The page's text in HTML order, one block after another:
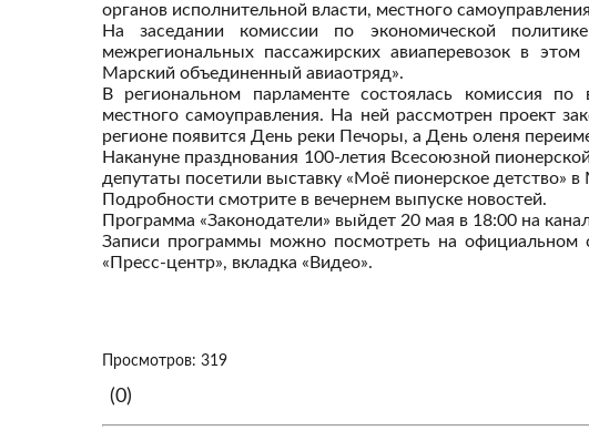
органов исполнительной власти, местного
На заседании комиссии по экономической
межрегиональных пассажирских авиаперевозок в
Марский объединенный авиаотряд».
В региональном парламенте состоялась комиссия по
местного самоуправления. На ней рассмотрен проект
регионе появится День реки Печоры, а День оленя
Накануне празднования 100-летия Всесоюзной
депутаты посетили выставку «Моё пионерское детство»
Подробности смотрите в вечернем выпуске новостей.
Программа «Законодатели» выйдет 20 мая в 18:00 на
Записи программы можно посмотреть на официальном
«Пресс-центр», вкладка «Видео».
Просмотров: 319
(0)